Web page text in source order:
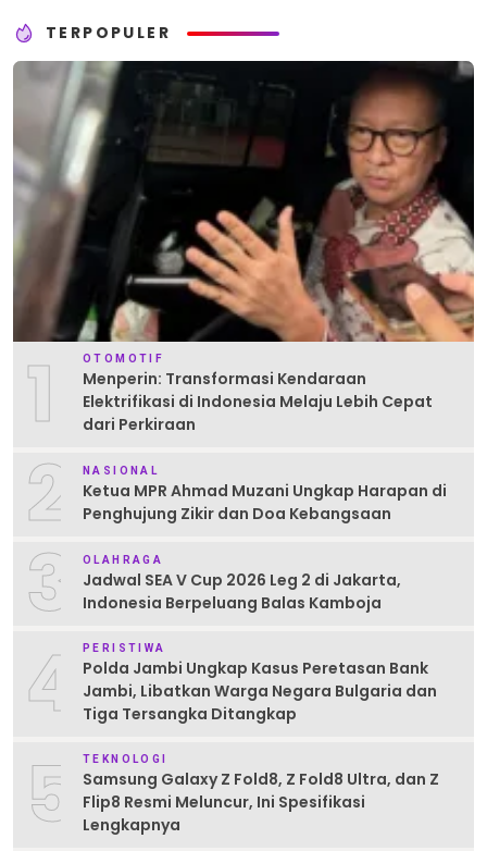
TERPOPULER
1 OTOMOTIF
Menperin: Transformasi Kendaraan
Elektrifikasi di Indonesia Melaju Lebih Cepat
dari Perkiraan
2 NASIONAL
Ketua MPR Ahmad Muzani Ungkap Harapan di
Penghujung Zikir dan Doa Kebangsaan
3 OLAHRAGA
Jadwal SEA V Cup 2026 Leg 2 di Jakarta,
Indonesia Berpeluang Balas Kamboja
4 PERISTIWA
Polda Jambi Ungkap Kasus Peretasan Bank
Jambi, Libatkan Warga Negara Bulgaria dan
Tiga Tersangka Ditangkap
5 TEKNOLOGI
Samsung Galaxy Z Fold8, Z Fold8 Ultra, dan Z
Flip8 Resmi Meluncur, Ini Spesifikasi
Lengkapnya